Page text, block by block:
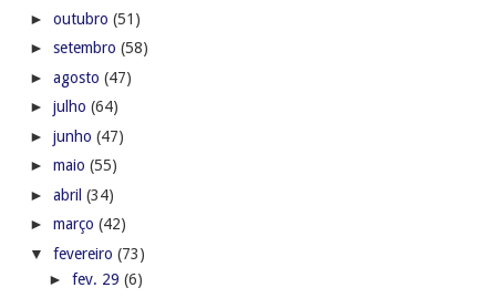
► outubro (51)
► setembro (58)
► agosto (47)
► julho (64)
► junho (47)
► maio (55)
► abril (34)
► março (42)
▼ fevereiro (73)
► fev. 29 (6)